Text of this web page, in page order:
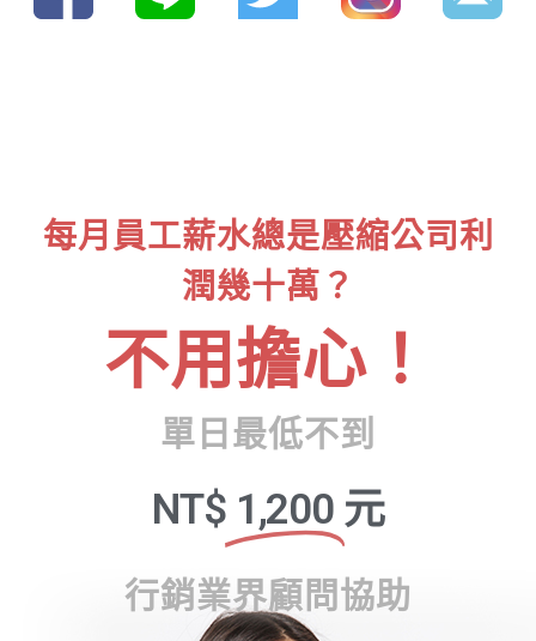
每月員工薪水總是壓縮公司利
潤幾十萬？
不用擔心！
單日最低不到
NT$ 1,200 元
行銷業界顧問協助